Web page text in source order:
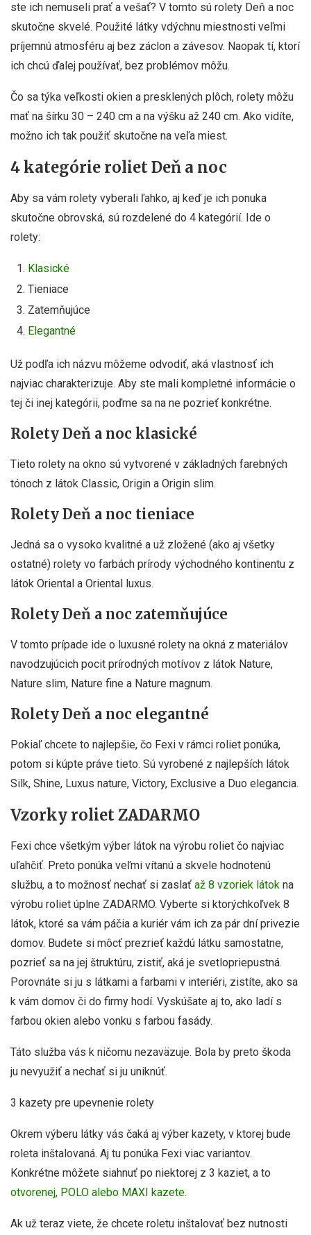
ste ich nemuseli prať a vešať? V tomto sú rolety Deň a noc
skutočne skvelé. Použité látky vdýchnu miestnosti veľmi
príjemnú atmosféru aj bez záclon a závesov. Naopak tí, ktorí
ich chcú ďalej používať, bez problémov môžu.
Čo sa týka veľkosti okien a presklených plôch, rolety môžu
mať na šírku 30 – 240 cm a na výšku až 240 cm. Ako vidíte,
možno ich tak použiť skutočne na veľa miest.
4 kategórie roliet Deň a noc
Aby sa vám rolety vyberali ľahko, aj keď je ich ponuka
skutočne obrovská, sú rozdelené do 4 kategórií. Ide o
rolety:
Klasické
Tieniace
Zatemňujúce
Elegantné
Už podľa ich názvu môžeme odvodiť, aká vlastnosť ich
najviac charakterizuje. Aby ste mali kompletné informácie o
tej či inej kategórii, poďme sa na ne pozrieť konkrétne.
Rolety Deň a noc klasické
Tieto rolety na okno sú vytvorené v základných farebných
tónoch z látok Classic, Origin a Origin slim.
Rolety Deň a noc tieniace
Jedná sa o vysoko kvalitné a už zložené (ako aj všetky
ostatné) rolety vo farbách prírody východného kontinentu z
látok Oriental a Oriental luxus.
Rolety Deň a noc zatemňujúce
V tomto prípade ide o luxusné rolety na okná z materiálov
navodzujúcich pocit prírodných motívov z látok Nature,
Nature slim, Nature fine a Nature magnum.
Rolety Deň a noc elegantné
Pokiaľ chcete to najlepšie, čo Fexi v rámci roliet ponúka,
potom si kúpte práve tieto. Sú vyrobené z najlepších látok
Silk, Shine, Luxus nature, Victory, Exclusive a Duo elegancia.
Vzorky roliet ZADARMO
Fexi chce všetkým výber látok na výrobu roliet čo najviac
uľahčiť. Preto ponúka veľmi vítanú a skvele hodnotenú
službu, a to možnosť nechať si zaslať až 8 vzoriek látok na
výrobu roliet úplne ZADARMO. Vyberte si ktorýchkoľvek 8
látok, ktoré sa vám páčia a kuriér vám ich za pár dní privezie
domov. Budete si môcť prezrieť každú látku samostatne,
pozrieť sa na jej štruktúru, zistiť, aká je svetlopriepustná.
Porovnáte si ju s látkami a farbami v interiéri, zistíte, ako sa
k vám domov či do firmy hodí. Vyskúšate aj to, ako ladí s
farbou okien alebo vonku s farbou fasády.
Táto služba vás k ničomu nezaväzuje. Bola by preto škoda
ju nevyužiť a nechať si ju uniknúť.
3 kazety pre upevnenie rolety
Okrem výberu látky vás čaká aj výber kazety, v ktorej bude
roleta inštalovaná. Aj tu ponúka Fexi viac variantov.
Konkrétne môžete siahnuť po niektorej z 3 kaziet, a to
otvorenej, POLO alebo MAXI kazete.
Ak už teraz viete, že chcete roletu inštalovať bez nutnosti